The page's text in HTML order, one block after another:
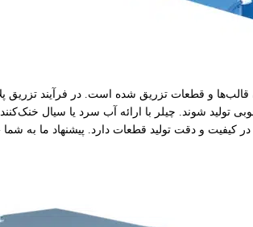
و قطعات تزریق شده است. در فرآیند تزریق
تولید شوند. چیلر با ارائه آب سرد یا سیال
کیفیت و دقت تولید قطعات دارد. پیشنهاد ما به شما